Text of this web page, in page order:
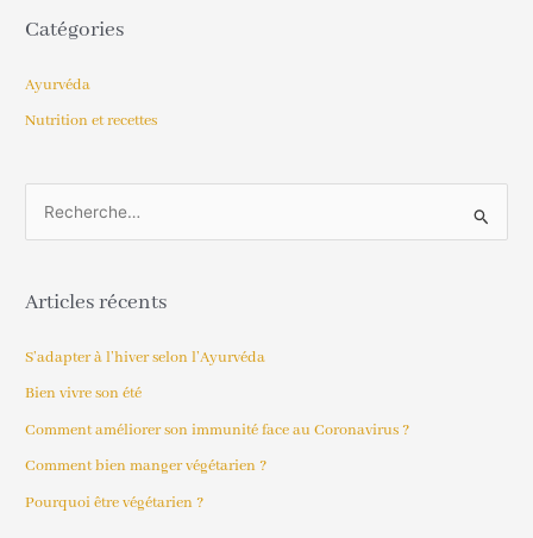
Catégories
Ayurvéda
Nutrition et recettes
e
e
r
Articles récents
S’adapter à l’hiver selon l’Ayurvéda
Bien vivre son été
Comment améliorer son immunité face au Coronavirus ?
Comment bien manger végétarien ?
Pourquoi être végétarien ?